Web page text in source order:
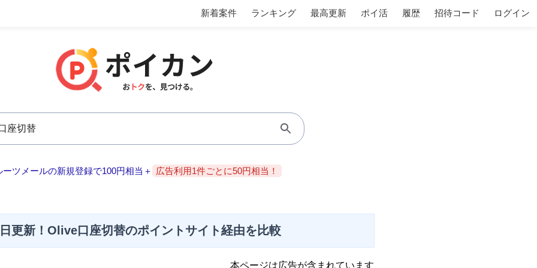
新着案件 ランキング 最高更新 ポイ活 履歴 招待コード ログイン
ーツメールの新規登録で100円相当＋ 広告利用1件ごとに50円相当！
更新！Olive口座切替のポイントサイト経由を比較
本ページは広告が含まれています